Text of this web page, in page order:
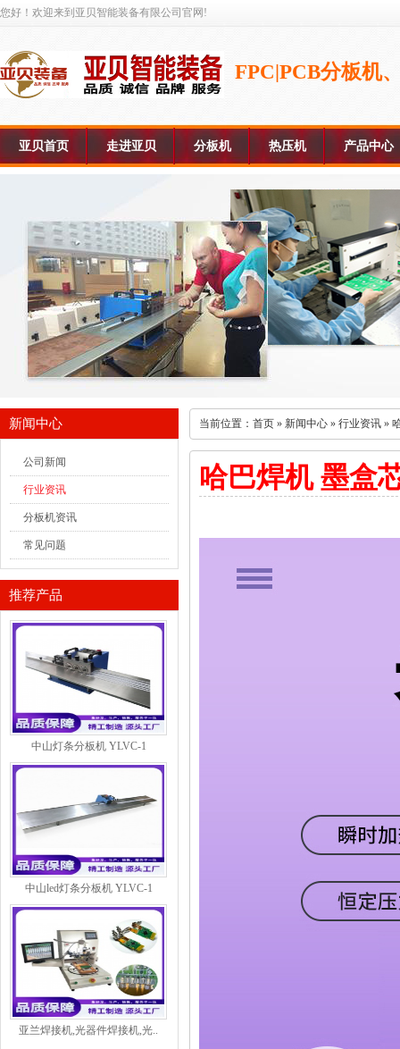
您好！欢迎来到亚贝智能装备有限公司官网!
FPC|PCB分板机
亚贝首页 走进亚贝 分板机 热压机 产品中心
新闻中心
公司新闻
行业资讯
分板机资讯
常见问题
推荐产品
中山灯条分板机 YLVC-1
中山led灯条分板机 YLVC-1
亚兰焊接机,光器件焊接机,光..
当前位置： 首页 » 新闻中心 » 行业资讯 »
哈巴焊机 墨盒